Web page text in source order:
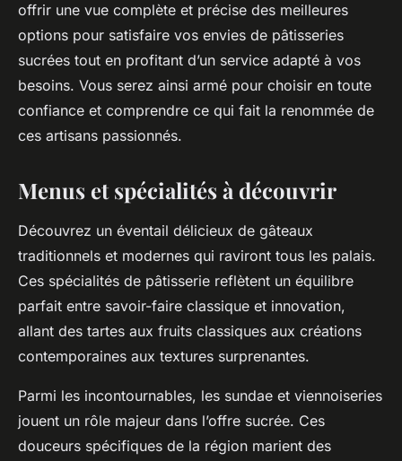
offrir une vue complète et précise des meilleures
options pour satisfaire vos envies de pâtisseries
sucrées tout en profitant d’un service adapté à vos
besoins. Vous serez ainsi armé pour choisir en toute
confiance et comprendre ce qui fait la renommée de
ces artisans passionnés.
Menus et spécialités à découvrir
Découvrez un éventail délicieux de gâteaux
traditionnels et modernes qui raviront tous les palais.
Ces spécialités de pâtisserie reflètent un équilibre
parfait entre savoir-faire classique et innovation,
allant des tartes aux fruits classiques aux créations
contemporaines aux textures surprenantes.
Parmi les incontournables, les sundae et viennoiseries
jouent un rôle majeur dans l’offre sucrée. Ces
douceurs spécifiques de la région marient des